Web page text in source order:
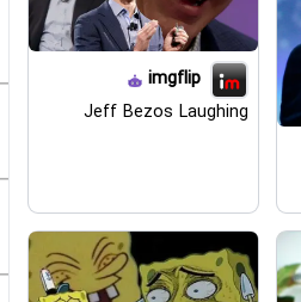
imgflip
Jeff Bezos Laughing